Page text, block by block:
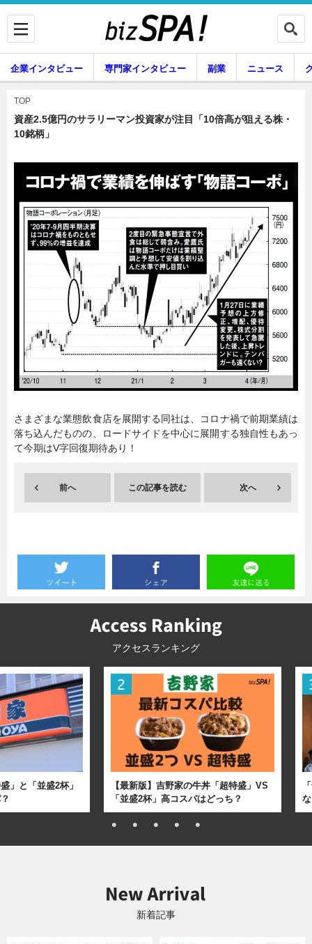
専門家インタビュー
副業 ニュース
グルメ スキル
暮らし エンタメ
連載一覧
企業インタビュー 専門家インタビュー 副業 ニュース
暮らし
TOP
資産2.5億円のサラリーマン投資家が注目「10倍高が狙える株・
10銘柄」
さまざまな業態飲食店を展開する同社は、コロナ禍で前期業績は
落ち込んだものの、ロードサイドを中心に展開する独自性もあっ
て今期はV字回復期待あり！
前へ この記事を読む 次へ
アクセスランキング
」と「並盛2杯」
【最新版】吉野家の牛丼「超特盛」VS
「並盛2杯」高コスパはどっち？
新着記事